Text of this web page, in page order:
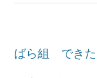
ばら組 でき